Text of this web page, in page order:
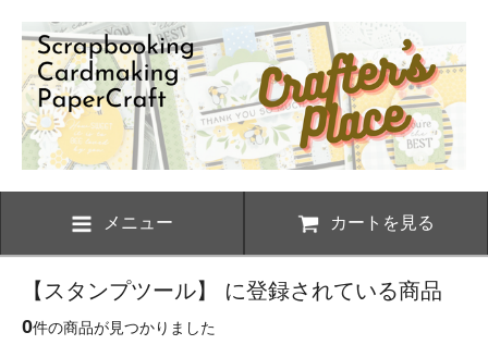
メニュー カートを見る
【スタンプツール】 に登録されている商品
0件の商品が見つかりました